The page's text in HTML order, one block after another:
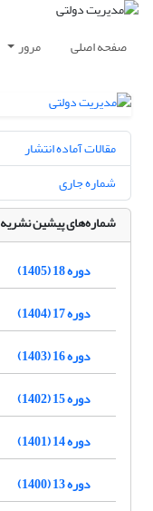
صفحه اصلی مرور
مقالات آماده انتشار
شماره جاری
شماره‌های پیشین نشریه
دوره 18 (1405)
دوره 17 (1404)
دوره 16 (1403)
دوره 15 (1402)
دوره 14 (1401)
دوره 13 (1400)